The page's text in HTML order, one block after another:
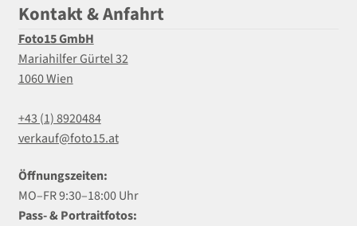
Kontakt & Anfahrt
Foto15 GmbH
Mariahilfer Gürtel 32
1060 Wien
+43 (1) 8920484
verkauf@foto15.at
Öffnungszeiten:
MO–FR 9:30–18:00 Uhr
Pass- & Portraitfotos: